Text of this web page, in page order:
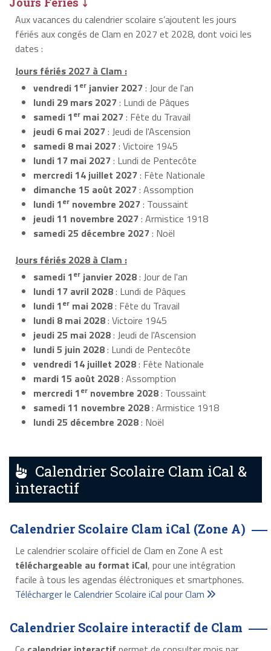
Aux vacances du calendrier scolaire s’ajoutent les jours
fériés aux congés de Clam en 2027 et 2028, dont voici les
dates :
Jours fériés 2027 à Clam :
vendredi 1er janvier 2027: Jour de l'an
lundi 29 mars 2027: Lundi de Pâques
samedi 1er mai 2027: Fête du Travail
jeudi 6 mai 2027: Jeudi de l'Ascension
samedi 8 mai 2027: Victoire 1945
lundi 17 mai 2027: Lundi de Pentecôte
mercredi 14 juillet 2027: Fête Nationale
dimanche 15 août 2027: Assomption
lundi 1er novembre 2027: Toussaint
jeudi 11 novembre 2027: Armistice 1918
samedi 25 décembre 2027: Noël
Jours fériés 2028 à Clam :
samedi 1er janvier 2028: Jour de l'an
lundi 17 avril 2028: Lundi de Pâques
lundi 1er mai 2028: Fête du Travail
lundi 8 mai 2028: Victoire 1945
jeudi 25 mai 2028: Jeudi de l'Ascension
lundi 5 juin 2028: Lundi de Pentecôte
vendredi 14 juillet 2028: Fête Nationale
mardi 15 août 2028: Assomption
mercredi 1er novembre 2028: Toussaint
samedi 11 novembre 2028: Armistice 1918
lundi 25 décembre 2028: Noël
Calendrier Scolaire Clam iCal &
interactif
Calendrier Scolaire Clam iCal (Zone A)
Le calendrier scolaire officiel de Clam en Zone A est
téléchargeable au format iCal, pour une intégration
facile à tous les agendas éléctroniques et smartphones.
Télécharger le Calendrier Scolaire iCal pour Clam
Calendrier Scolaire interactif de Clam